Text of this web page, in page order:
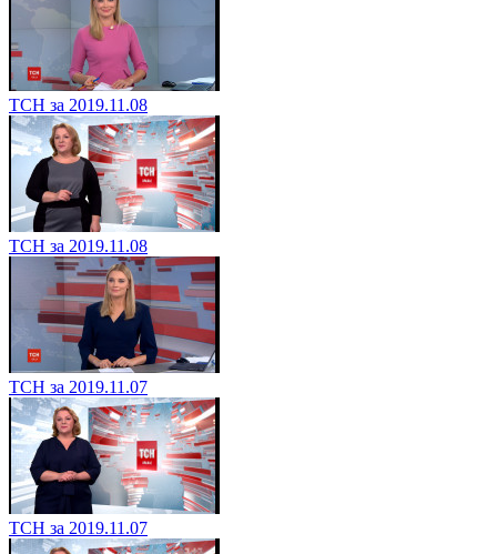
ТСН за 2019.11.08
ТСН за 2019.11.08
ТСН за 2019.11.07
ТСН за 2019.11.07